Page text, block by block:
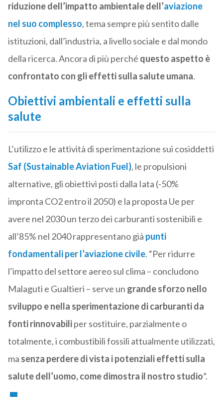
riduzione dell’impatto ambientale dell’aviazione
nel suo complesso, tema sempre più sentito dalle
istituzioni, dall’industria, a livello sociale e dal mondo
della ricerca. Ancora di più perché questo aspetto è
confrontato con gli effetti sulla salute umana.
Obiettivi ambientali e effetti sulla
salute
L’utilizzo e le attività di sperimentazione sui cosiddetti
Saf (Sustainable Aviation Fuel), le propulsioni
alternative, gli obiettivi posti dalla Iata (-50%
impronta CO2 entro il 2050) e la proposta Ue per
avere nel 2030 un terzo dei carburanti sostenibili e
all’85% nel 2040 rappresentano già punti
fondamentali per l’aviazione civile. “Per ridurre
l’impatto del settore aereo sul clima – concludono
Malaguti e Gualtieri – serve un grande sforzo nello
sviluppo e nella sperimentazione di carburanti da
fonti rinnovabiliper sostituire, parzialmente o
totalmente, i combustibili fossili attualmente utilizzati,
ma senza perdere di vista i potenziali effetti sulla
salute dell’uomo, come dimostra il nostro studio”.